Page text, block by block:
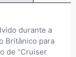
durante a
Britânico para
de “Cruiser